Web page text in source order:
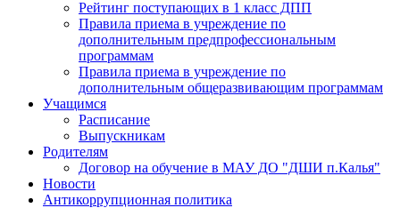
Рейтинг поступающих в 1 класс ДПП
Правила приема в учреждение по
дополнительным предпрофессиональным
программам
Правила приема в учреждение по
дополнительным общеразвивающим программам
Учащимся
Расписание
Выпускникам
Родителям
Договор на обучение в МАУ ДО "ДШИ п.Калья"
Новости
Антикоррупционная политика